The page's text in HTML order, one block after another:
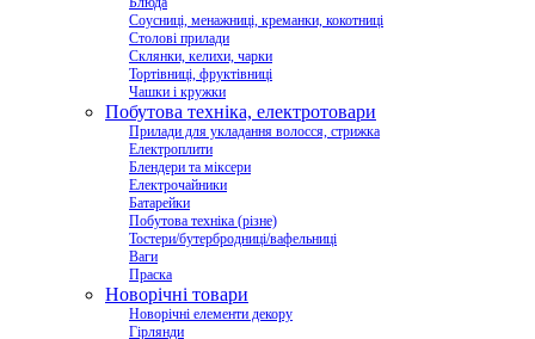
Соусниці, менажниці, креманки, кокотниці
Столові прилади
Склянки, келихи, чарки
Тортівниці, фруктівниці
Чашки і кружки
Побутова техніка, електротовари
Прилади для укладання волосся, стрижка
Електроплити
Блендери та міксери
Електрочайники
Батарейки
Побутова техніка (різне)
Тостери/бутербродниці/вафельниці
Ваги
Праска
Новорічні товари
Новорічні елементи декору
Гірлянди